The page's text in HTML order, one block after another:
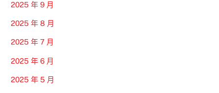
2025 年 9 月
2025 年 8 月
2025 年 7 月
2025 年 6 月
2025 年 5 月